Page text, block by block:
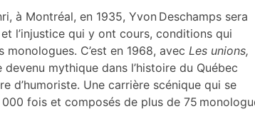
à Montréal, en 1935, Yvon Deschamps sera
l’injustice qui y ont cours, conditions qui
C’est en 1968, avec Les unions,
devenu mythique dans l’histoire du Québec
d’humoriste. Une carrière scénique qui se
fois et composés de plus de 75